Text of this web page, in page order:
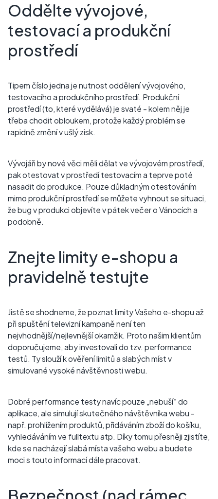
Oddělte vývojové,
testovací a produkční
prostředí
Tipem číslo jedna je nutnost oddělení vývojového,
testovacího a produkčního prostředí. Produkční
prostředí (to, které vydělává) je svaté - kolem něj je
třeba chodit obloukem, protože každý problém se
rapidně změní v ušlý zisk.
Vývojáři by nové věci měli dělat ve vývojovém prostředí,
pak otestovat v prostředí testovacím a teprve poté
nasadit do produkce. Pouze důkladným otestováním
mimo produkční prostředí se můžete vyhnout se situaci,
že bug v produkci objevíte v pátek večer o Vánocích a
podobně.
Znejte limity e-shopu a
pravidelně testujte
Jistě se shodneme, že poznat limity Vašeho e-shopu až
při spuštění televizní kampaně není ten
nejvhodnější/nejlevnější okamžik. Proto našim klientům
doporučujeme, aby investovali do tzv. performance
testů. Ty slouží k ověření limitů a slabých míst v
simulované vysoké návštěvnosti webu.
Dobré performance testy navíc pouze „nebuší“ do
aplikace, ale simulují skutečného návštěvníka webu -
např. prohlížením produktů, přidáváním zboží do košíku,
vyhledáváním ve fulltextu atp. Díky tomu přesněji zjistíte,
kde se nacházejí slabá místa vašeho webu a budete
moci s touto informací dále pracovat.